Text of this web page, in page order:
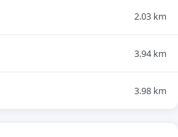
2.03 km
3.94 km
3.98 km